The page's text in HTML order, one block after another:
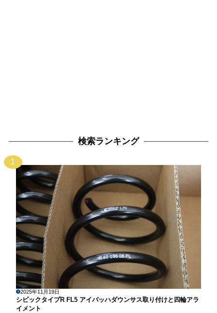
検索ランキング
1
2025年11月19日
シビックタイプR FL5 アイバッハダウンサス取り付けと四輪アラ
イメント